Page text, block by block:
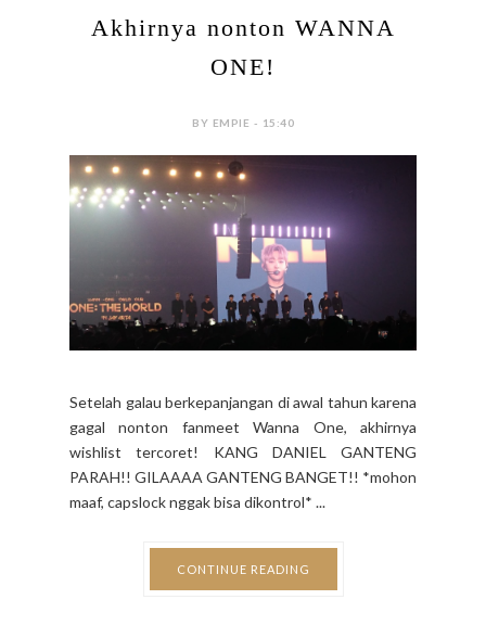
Akhirnya nonton WANNA
ONE!
BY EMPIE - 15:40
Setelah galau berkepanjangan di awal tahun karena
gagal nonton fanmeet Wanna One, akhirnya
wishlist tercoret! KANG DANIEL GANTENG
PARAH!! GILAAAA GANTENG BANGET!! *mohon
maaf, capslock nggak bisa dikontrol* ...
CONTINUE READING